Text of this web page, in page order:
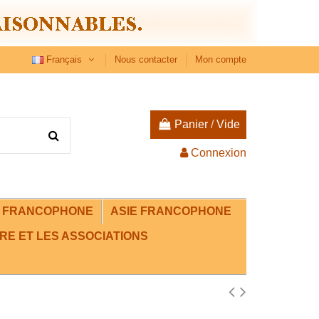
Français Nous contacter Mon compte
Panier /Vide
Connexion
ASIE FRANCOPHONE
ET LES ASSOCIATIONS